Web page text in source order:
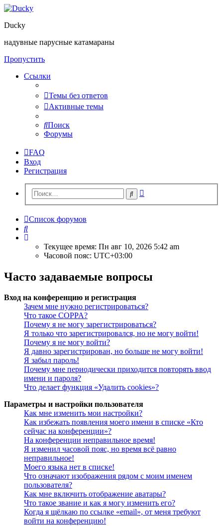
Ducky
надувные парусные катамараны
Пропустить
Ссылки
Темы без ответов
Активные темы
Поиск
Форумы
FAQ
Вход
Регистрация
Поиск
Список форумов
Поиск
Текущее время: Пн авг 10, 2026 5:42 am
Часовой пояс: UTC+03:00
Часто задаваемые вопросы
Вход на конференцию и регистрация
Зачем мне нужно регистрироваться?
Что такое COPPA?
Почему я не могу зарегистрироваться?
Я только что зарегистрировался, но не могу войти!
Почему я не могу войти?
Я давно зарегистрирован, но больше не могу войти!
Я забыл пароль!
Почему мне периодически приходится повторять ввод
имени и пароля?
Что делает функция «Удалить cookies»?
Параметры и настройки пользователя
Как мне изменить мои настройки?
Как избежать появления моего имени в списке «Кто
сейчас на конференции»?
На конференции неправильное время!
Я изменил часовой пояс, но время всё равно
неправильное!
Моего языка нет в списке!
Что означают изображения рядом с моим именем
пользователя?
Как мне включить отображение аватары?
Что такое звание и как я могу изменить его?
Когда я щёлкаю по ссылке «email», от меня требуют
войти на конференцию!